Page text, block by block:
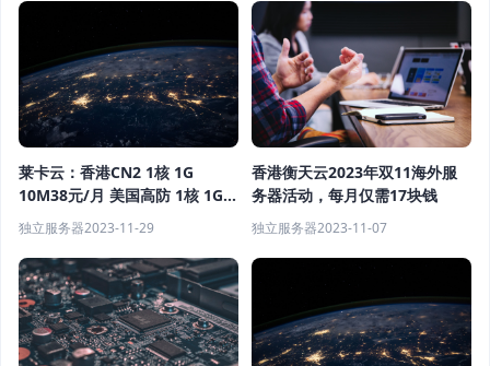
莱卡云：香港CN2 1核 1G
10M38元/月 美国高防 1核 1G
50M 40元/月
独立服务器2023-11-29
香港衡天云2023年双11海外服
务器活动，每月仅需17块钱
独立服务器2023-11-07